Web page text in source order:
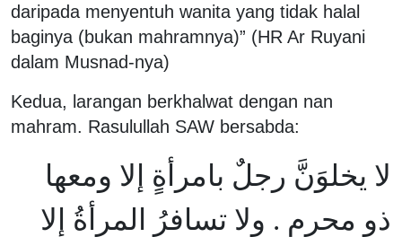
daripada menyentuh wanita yang tidak halal
baginya (bukan mahramnya)” (HR Ar Ruyani
dalam Musnad-nya)
Kedua, larangan berkhalwat dengan nan
mahram. Rasulullah SAW bersabda:
لا يخلوَنَّ رجلٌ بامرأةٍ إلا ومعها
ذو محرمٍ . ولا تسافرُ المرأةُ إلا